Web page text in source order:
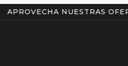
APROVECHA NUESTRAS